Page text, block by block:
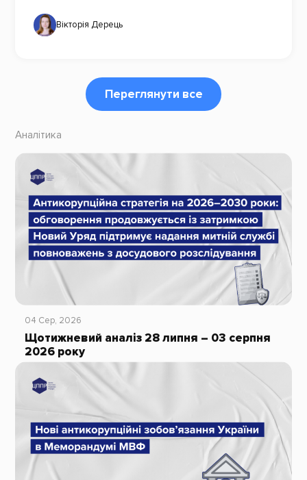
Вікторія Дерець
Переглянути все
Аналітика
04 Сер, 2026
Щотижневий аналіз 28 липня – 03 серпня
2026 року